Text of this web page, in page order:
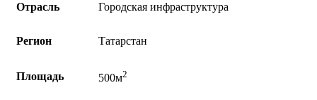
Отрасль Городская инфраструктура
Регион Татарстан
Площадь 500м2